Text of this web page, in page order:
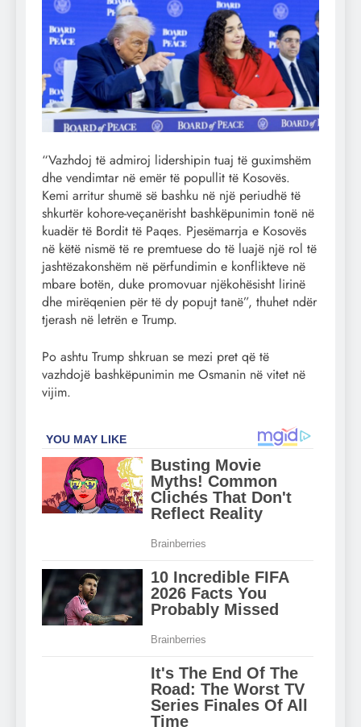
“Vazhdoj të admiroj lidershipin tuaj të guximshëm
dhe vendimtar në emër të popullit të Kosovës.
Kemi arritur shumë së bashku në një periudhë të
shkurtër kohore-veçanërisht bashkëpunimin tonë në
kuadër të Bordit të Paqes. Pjesëmarrja e Kosovës
në këtë nismë të re premtuese do të luajë një rol të
jashtëzakonshëm në përfundimin e konflikteve në
mbare botën, duke promovuar njëkohësisht lirinë
dhe mirëqenien për të dy popujt tanë”, thuhet ndër
tjerash në letrën e Trump.
Po ashtu Trump shkruan se mezi pret që të
vazhdojë bashkëpunimin me Osmanin në vitet në
vijim.